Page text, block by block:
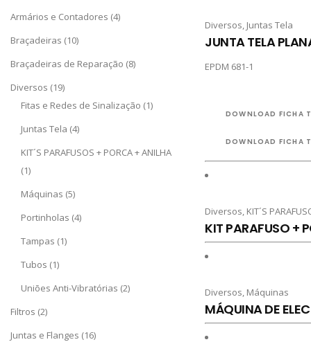
Armários e Contadores (4)
Braçadeiras (10)
Braçadeiras de Reparação (8)
Diversos (19)
Fitas e Redes de Sinalização (1)
Juntas Tela (4)
KIT´S PARAFUSOS + PORCA + ANILHA
(1)
Máquinas (5)
Portinholas (4)
Tampas (1)
Tubos (1)
Uniões Anti-Vibratórias (2)
Filtros (2)
Juntas e Flanges (16)
Diversos, Juntas Tela
JUNTA TELA
EPDM 681-1
DOWNLOAD FICHA
DOWNLOAD FICHA
Diversos, KIT´S
KIT PARAFUSO +
Diversos, Máquinas
MÁQUINA DE